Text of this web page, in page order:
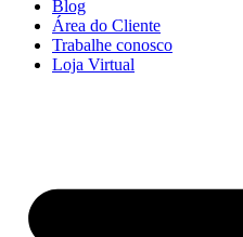
Blog
Área do Cliente
Trabalhe conosco
Loja Virtual